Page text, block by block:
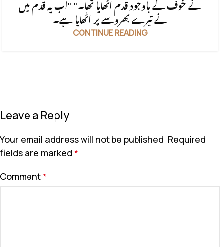
نے خوف کے باوجود قدم اٹھایا تھا۔" "اب یہ قدم میں
نے تیرے بھروسے پر اٹھایا ہے۔
CONTINUE READING
Leave a Reply
Your email address will not be published. Required
fields are marked *
Comment *